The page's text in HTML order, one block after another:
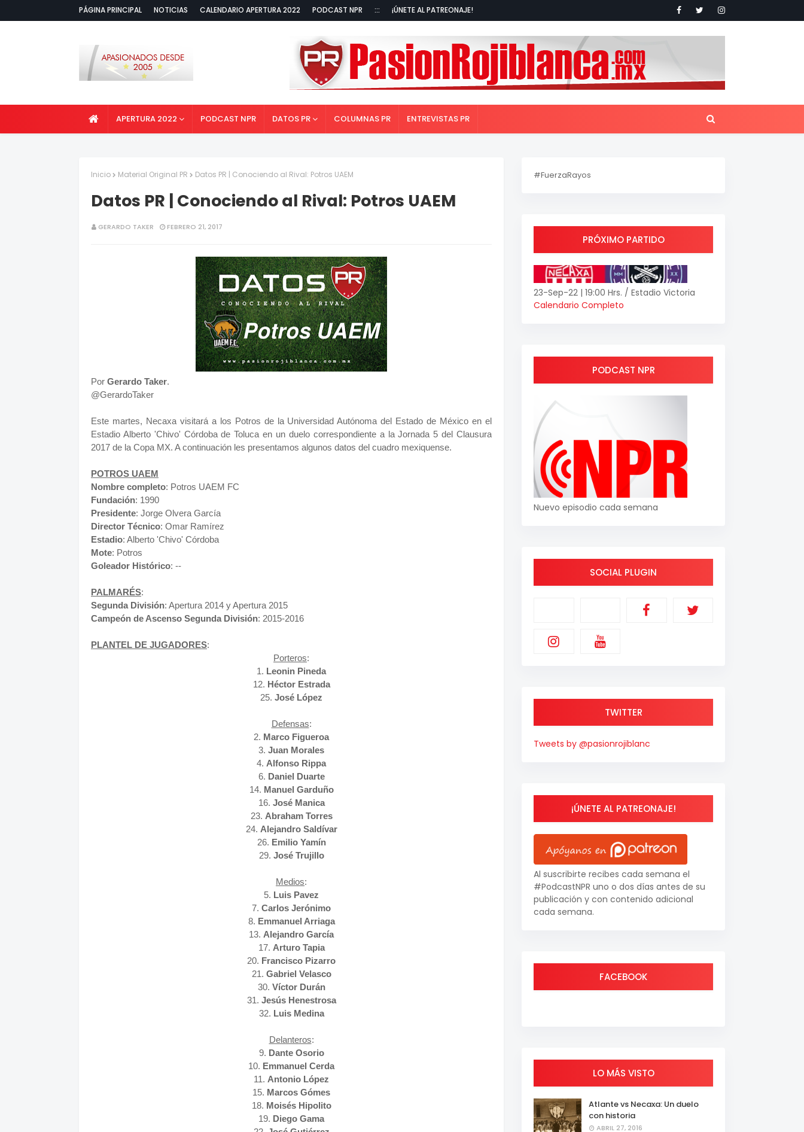
PÁGINA PRINCIPAL NOTICIAS CALENDARIO APERTURA 2022 PODCAST NPR ::: ¡ÚNETE AL PATREONAJE!
APERTURA 2022 PODCAST NPR DATOS PR COLUMNAS PR ENTREVISTAS PR
Inicio Material Original PR Datos PR | Conociendo al Rival: Potros UAEM
Datos PR | Conociendo al Rival: Potros UAEM
GERARDO TAKER FEBRERO 21, 2017
Por Gerardo Taker.
@GerardoTaker
Este martes, Necaxa visitará a los Potros de la Universidad Autónoma del Estado de México en el
Estadio Alberto 'Chivo' Córdoba de Toluca en un duelo correspondiente a la Jornada 5 del Clausura
2017 de la Copa MX. A continuación les presentamos algunos datos del cuadro mexiquense.
POTROS UAEM
Nombre completo: Potros UAEM FC
Fundación: 1990
Presidente: Jorge Olvera García
Director Técnico: Omar Ramírez
Estadio: Alberto 'Chivo' Córdoba
Mote: Potros
Goleador Histórico: --
PALMARÉS:
Segunda División: Apertura 2014 y Apertura 2015
Campeón de Ascenso Segunda División: 2015-2016
PLANTEL DE JUGADORES:
Porteros:
1. Leonin Pineda
12. Héctor Estrada
25. José López
Defensas:
2. Marco Figueroa
3. Juan Morales
4. Alfonso Rippa
6. Daniel Duarte
14. Manuel Garduño
16. José Manica
23. Abraham Torres
24. Alejandro Saldívar
26. Emilio Yamín
29. José Trujillo
Medios:
5. Luis Pavez
7. Carlos Jerónimo
8. Emmanuel Arriaga
13. Alejandro García
17. Arturo Tapia
20. Francisco Pizarro
21. Gabriel Velasco
30. Víctor Durán
31. Jesús Henestrosa
32. Luis Medina
Delanteros:
9. Dante Osorio
10. Emmanuel Cerda
11. Antonio López
15. Marcos Gómes
18. Moisés Hipolito
19. Diego Gama
#FuerzaRayos
PRÓXIMO PARTIDO
23-Sep-22 | 19:00 Hrs. / Estadio Victoria
Calendario Completo
PODCAST NPR
Nuevo episodio cada semana
SOCIAL PLUGIN
TWITTER
Tweets by @pasionrojiblanc
¡ÚNETE AL PATREONAJE!
Al suscribirte recibes cada semana el
#PodcastNPR uno o dos días antes de su
publicación y con contenido adicional
cada semana.
FACEBOOK
LO MÁS VISTO
Atlante vs Necaxa: Un duelo
con historia
ABRIL 27, 2016